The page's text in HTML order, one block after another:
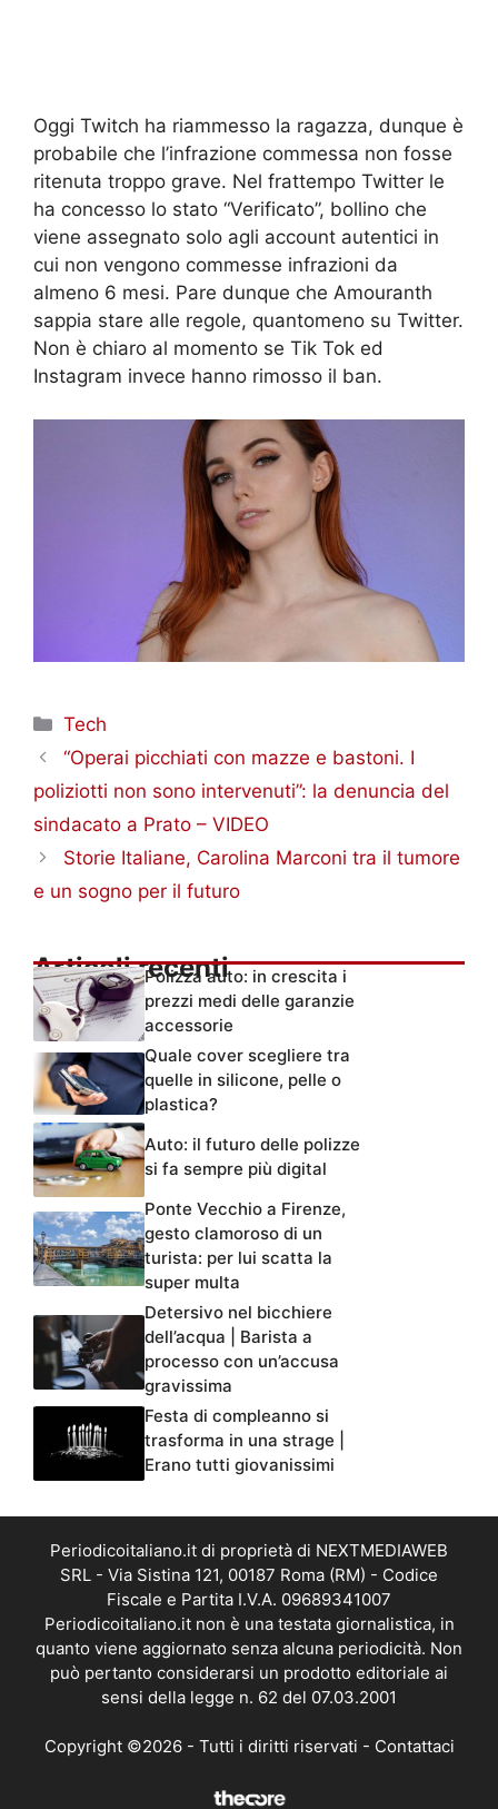
Oggi Twitch ha riammesso la ragazza, dunque è
probabile che l’infrazione commessa non fosse
ritenuta troppo grave. Nel frattempo Twitter le
ha concesso lo stato “Verificato”, bollino che
viene assegnato solo agli account autentici in
cui non vengono commesse infrazioni da
almeno 6 mesi. Pare dunque che Amouranth
sappia stare alle regole, quantomeno su Twitter.
Non è chiaro al momento se Tik Tok ed
Instagram invece hanno rimosso il ban.
Categorie
Tech
“Operai picchiati con mazze e bastoni. I
poliziotti non sono intervenuti”: la denuncia del
sindacato a Prato – VIDEO
Storie Italiane, Carolina Marconi tra il tumore
e un sogno per il futuro
Articoli recentiPolizza auto: in crescita i
prezzi medi delle garanzie
accessorie
Quale cover scegliere tra
quelle in silicone, pelle o
plastica?
Auto: il futuro delle polizze
si fa sempre più digital
Ponte Vecchio a Firenze,
gesto clamoroso di un
turista: per lui scatta la
super multa
Detersivo nel bicchiere
dell’acqua | Barista a
processo con un’accusa
gravissima
Festa di compleanno si
trasforma in una strage |
Erano tutti giovanissimi
Periodicoitaliano.it di proprietà di NEXTMEDIAWEB
SRL - Via Sistina 121, 00187 Roma (RM) - Codice
Fiscale e Partita I.V.A. 09689341007
Periodicoitaliano.it non è una testata giornalistica, in
quanto viene aggiornato senza alcuna periodicità. Non
può pertanto considerarsi un prodotto editoriale ai
sensi della legge n. 62 del 07.03.2001
Copyright ©2026 - Tutti i diritti riservati - Contattaci